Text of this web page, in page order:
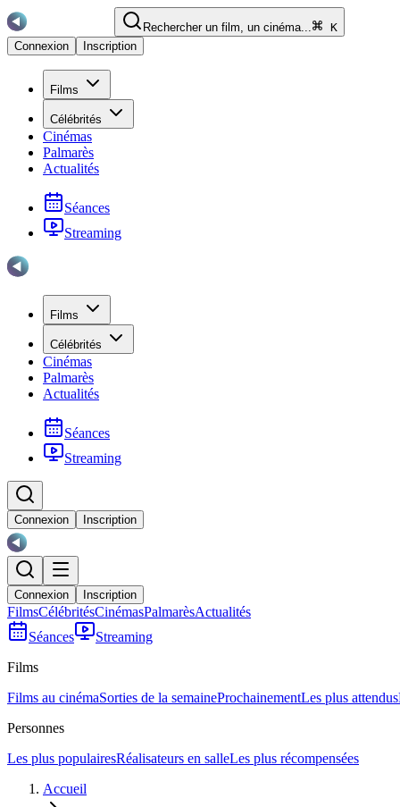
Rechercher un film, un cinéma...
K
Connexion
Inscription
Films
Célébrités
Cinémas
Palmarès
Actualités
Séances
Streaming
Films
Célébrités
Cinémas
Palmarès
Actualités
Séances
Streaming
Connexion Inscription
Connexion Inscription
FilmsCélébritésCinémasPalmarèsActualités
Séances
Streaming
Films
Films au cinémaSorties de la semaineProchainementLes plus attendus
Personnes
Les plus populairesRéalisateurs en salleLes plus récompensées
Accueil